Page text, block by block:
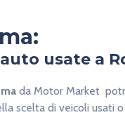
usate a
da Motor Market
scelta di veicoli usati o